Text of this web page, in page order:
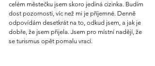
celém městečku jsem skoro jediná cizinka. Budím
dost pozornosti, víc než mi je příjemné. Denně
odpovídám desetkrát na to, odkud jsem, a jak je
dobře, že jsem přijela. Jsem pro místní nadějí, že
se turismus opět pomalu vrací.